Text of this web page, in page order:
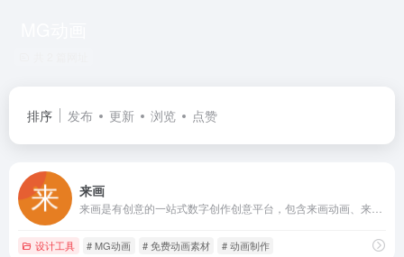
排序 发布 更新 浏览 点赞
来画
设计工具 # MG动画 # 免费动画素材 # 动画制作